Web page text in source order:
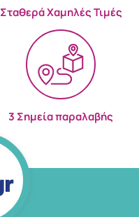
Σταθερά Χαμηλές Τιμές
3 Σημεία παραλαβής